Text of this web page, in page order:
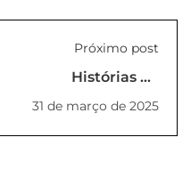
Próximo post
Histórias de
da Pós-Graduação
compartilham suas
31 de março de 2025